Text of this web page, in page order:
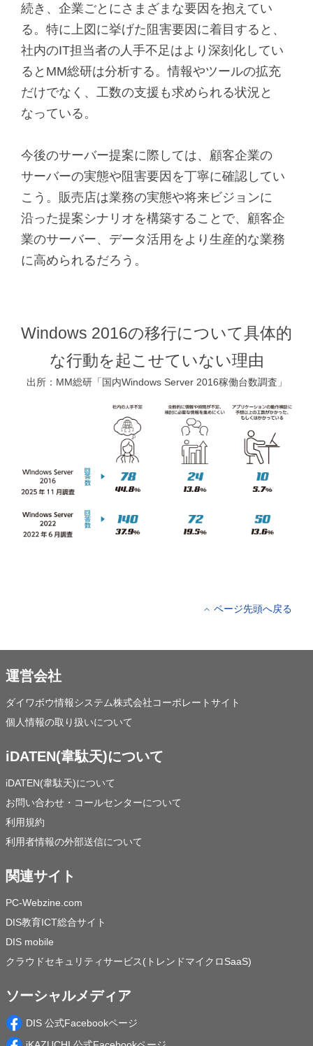
続き、企業ごとにさまざまな要因を抱えてい
る。特に上図に挙げた阻害要因に着目すると、
社内のIT担当者の人手不足はより深刻化してい
るとMM総研は分析する。情報やツールの拡充
だけでなく、工数の支援も求められる状況と
なっている。
今後のサーバー提案に際しては、顧客企業の
サーバーの実態や阻害要因を丁寧に確認してい
こう。販売店は業務の実態や将来ビジョンに
沿った提案シナリオを構築することで、顧客企
業のサーバー、データ活用をより生産的な業務
に高められるだろう。
Windows 2016の移行について具体的
な行動を起こせていない理由
出所：MM総研「国内Windows Server 2016稼働台数調査」
ページ先頭へ戻る
運営会社
ダイワボウ情報システム株式会社コーポレートサイト
個人情報の取り扱いについて
iDATEN(韋駄天)について
iDATEN(韋駄天)について
お問い合わせ・コールセンターについて
利用規約
利用者情報の外部送信について
関連サイト
PC-Webzine.com
DIS教育ICT総合サイト
DIS mobile
クラウドセキュリティサービス(トレンドマイクロSaaS)
ソーシャルメディア
DIS 公式Facebookページ